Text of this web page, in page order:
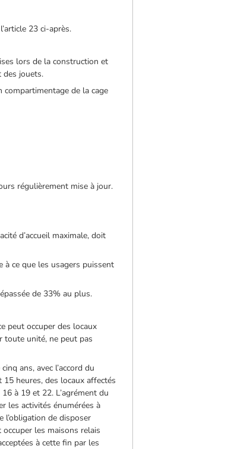
23 ci-après.
lors de la construction et
des jouets.
compartimentage de la cage
régulièrement mise à jour.
d’accueil maximale, doit
à ce que les usagers puissent
de 33% au plus.
peut occuper des locaux
toute unité, ne peut pas
ans, avec l’accord du
heures, des locaux affectés
à 19 et 22. L’agrément du
les activités énumérées à
l’obligation de disposer
les maisons relais
à cette fin par les